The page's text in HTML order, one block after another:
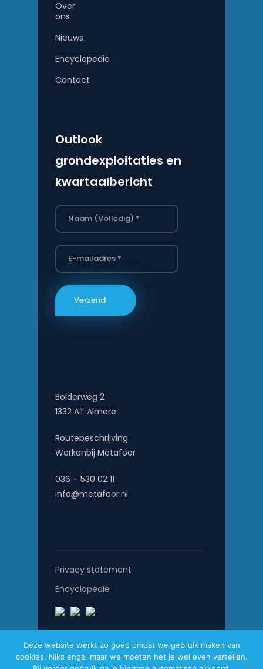
Over
ons
Nieuws
Encyclopedie
Contact
Outlook
grondexploitaties en
kwartaalbericht
Bolderweg 2
1332 AT Almere
Routebeschrijving
Werkenbij Metafoor
036 – 530 02 11
info@metafoor.nl
Privacy statement
Encyclopedie
Metafoor © 2026
Deze website werkt zo goed omdat we gebruik maken van
cookies. Niks engs, maar we moeten het je wel even vertellen.